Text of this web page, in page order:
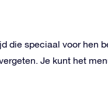
die speciaal voor hen
Je kunt het